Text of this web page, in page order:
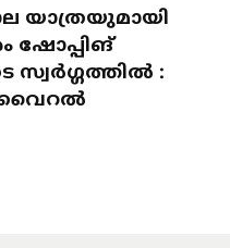
യാത്രയുമായി
ഷോപ്പിങ്
സ്വർഗ്ഗത്തിൽ :
വൈറൽ